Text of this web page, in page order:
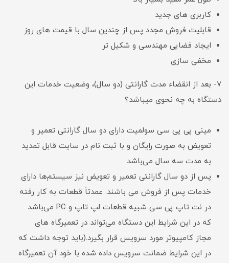
کاربری های جدید
قابلیت فروش مجدد پس از چندین سال با قیمت های روز
ایجاد فضایی مهندسی و شکیل تر
مخفی سازی
7- بعد از انقضاء مدت گارانتی (دو سال)، وضعیت خدمات این
دستگاه به چه نحوی میباشد؟
مینی پی پی سی سولمیت دارای دو سال گارانتی تعمیر و
تعویض به صورت رایگان و با ثبت نام در سایت قابل تمدید
به مدت سه سال می‌باشد.
پس از دو سال گارانتی تعمیر و تعویض نیز سیستم‌ها دارای
خدمات پس از فروش می‌ باشند. عمدتاً قطعات به کار رفته
در نت تاپ پی سی شبیه قطعات لپ تاپ و PC می‌باشد
که در این شرایط این دستگاه می‌تواند در تعمیرگاه‌ های
مجاز کامپیوتر مورد سرویس قرار بگیرد.(باید توجه داشت که
در این شرایط ضمانت سرویس داده شده با خود آن تعمیرگاه